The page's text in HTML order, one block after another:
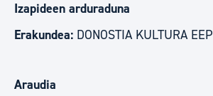
Izapideen arduraduna
Erakundea: DONOSTIA KULTURA EEP
Araudia